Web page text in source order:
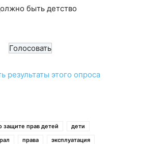
быть детство
результаты этого опроса
защите прав детей
дети
права эксплуатация